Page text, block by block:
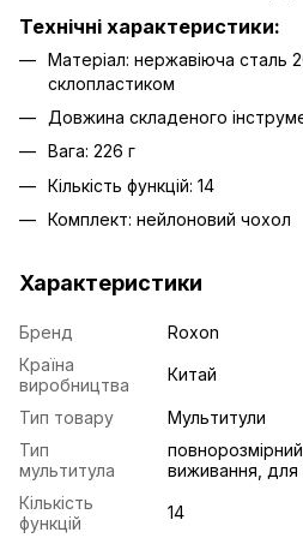
Технічні характеристики:
Матеріал: нержавіюча сталь
склопластиком
Довжина складеного
Вага: 226 г
Кількість функцій: 14
Комплект: нейлоновий чохол
Характеристики
Бренд
Roxon
Країна
виробництва
Китай
Тип товару
Мультитули
Тип
мультитула
виживання,
Кількість
функцій
14